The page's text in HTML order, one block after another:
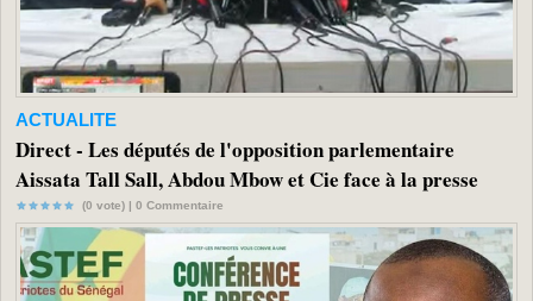
ACTUALITE
Direct - Les députés de l'opposition parlementaire
Aissata Tall Sall, Abdou Mbow et Cie face à la presse
(0 vote) | 0 Commentaire